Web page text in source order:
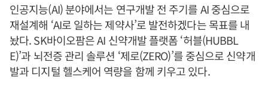
인공지능(AI) 분야에서는 연구개발 전 주기를 AI 중심으로
재설계해 ‘AI로 일하는 제약사’로 발전하겠다는 목표를 내
놨다. SK바이오팜은 AI 신약개발 플랫폼 ‘허블(HUBBL
E)’과 뇌전증 관리 솔루션 ‘제로(ZERO)’를 중심으로 신약개
발과 디지털 헬스케어 역량을 함께 키우고 있다.